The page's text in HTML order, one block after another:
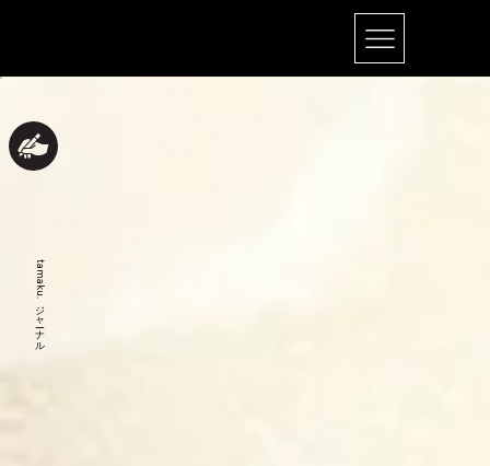
tamaku.ジャーナル